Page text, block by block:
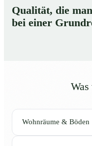
Qualität, die
bei einer
Wohnräume & Böden